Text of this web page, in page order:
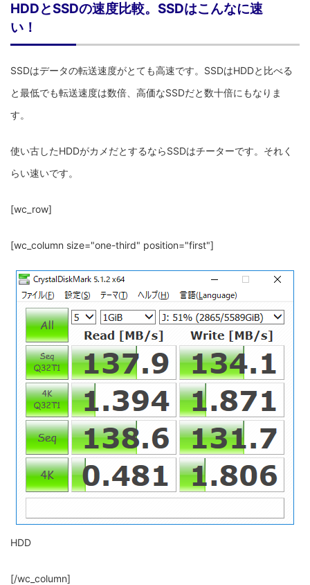
HDDとSSDの速度比較。SSDはこんなに速
い！
SSDはデータの転送速度がとても高速です。SSDはHDDと比べる
と最低でも転送速度は数倍、高価なSSDだと数十倍にもなりま
す。
使い古したHDDがカメだとするならSSDはチーターです。それく
らい速いです。
[wc_row]
[wc_column size="one-third" position="first"]
HDD
[/wc_column]